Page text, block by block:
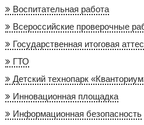
Воспитательная работа
Всероссийские проверочные
Государственная итоговая
ГТО
Детский технопарк
Инновационная площадка
Информационная безопасность